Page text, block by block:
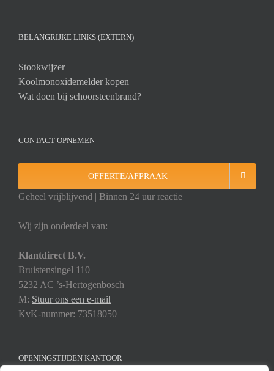
BELANGRIJKE LINKS (EXTERN)
Stookwijzer
Koolmonoxidemelder kopen
Wat doen bij schoorsteenbrand?
CONTACT OPNEMEN
OFFERTE/AFPRAAK
Geheel vrijblijvend | Binnen 24 uur reactie
Wij zijn onderdeel van:
Klantdirect B.V.
Bruistensingel 110
5232 AC ’s-Hertogenbosch
M: Stuur ons een e-mail
KvK-nummer: 73518050
OPENINGSTIJDEN KANTOOR